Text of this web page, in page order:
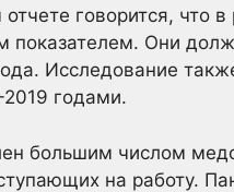
говорится, что
показателем. Они
Исследование
2019 годами.
большим числом
на работу.